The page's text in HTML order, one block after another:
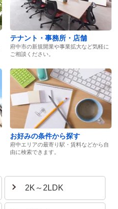
テナント・事務所・店舗
府中市の新規開業や事業拡大など気軽に
ご相談ください。
お好みの条件から探す
府中エリアの最寄り駅・賃料などから自
由に検索できます。
2K～2LDK